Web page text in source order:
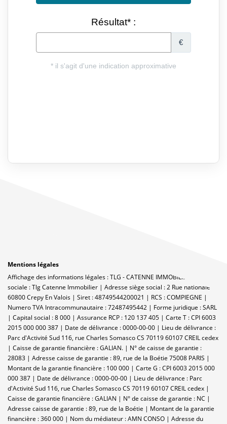
Mentions légales
Affichage des informations légales : TLG - CATENNE IMMOBILIER | Raison
sociale : Tlg Catenne Immobilier | Adresse siège social : 2 Rue nationale -
60800 Crepy En Valois | Siret : 48749544200021 | RCS : COMPIEGNE |
Numero TVA Intracommunautaire : 72487495442 | Forme juridique : SARL
| Capital social : 8 000 | Assurance RCP : 120 137 405 | Carte T : CPI 6003
2015 000 000 387 | Date de délivrance : 0000-00-00 | Lieu de délivrance :
Parc d'Activité Sud 116, rue Charles Somasco CS 70119 60107 CREIL cedex
| Caisse de garantie financière : GALIAN. | N° de caisse de garantie :
28083 | Adresse caisse de garantie : 89, rue de la Boétie 75008 PARIS |
Montant de la garantie financière : 100 000 | Carte G : CPI 6003 2015 000
000 387 | Date de délivrance : 0000-00-00 | Lieu de délivrance : Parc
d'Activité Sud 116, rue Charles Somasco CS 70119 60107 CREIL cedex |
Caisse de garantie financière : GALIAN | N° de caisse de garantie : NC |
Adresse caisse de garantie : 89, rue de la Boétie | Montant de la garantie
financière : 360 000 | Nom du médiateur : AMN CONSO | Adresse du